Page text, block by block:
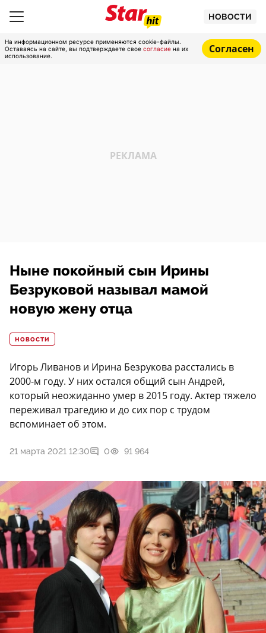
НОВОСТИ
На информационном ресурсе применяются cookie-файлы.
Оставаясь на сайте, вы подтверждаете свое согласие на их
использование.
Согласен
Ныне покойный сын Ирины
Безруковой называл мамой
новую жену отца
НОВОСТИ
Игорь Ливанов и Ирина Безрукова расстались в
2000-м году. У них остался общий сын Андрей,
который неожиданно умер в 2015 году. Актер тяжело
переживал трагедию и до сих пор с трудом
вспоминает об этом.
21 марта 2021 12:30 0 91 964